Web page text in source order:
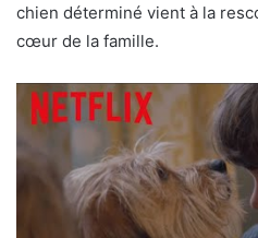
chien déterminé vient à la
cœur de la famille.